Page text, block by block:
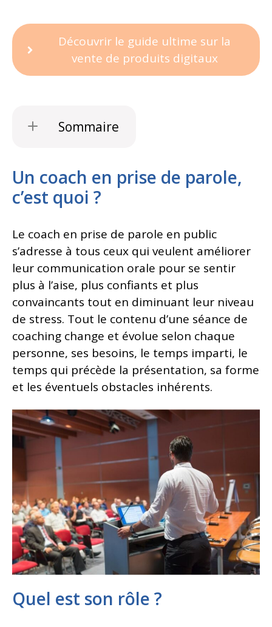
Découvrir le guide ultime sur la
vente de produits digitaux
Sommaire
Un coach en prise de parole,
c’est quoi ?
Le coach en prise de parole en public
s’adresse à tous ceux qui veulent améliorer
leur communication orale pour se sentir
plus à l’aise, plus confiants et plus
convaincants tout en diminuant leur niveau
de stress. Tout le contenu d’une séance de
coaching change et évolue selon chaque
personne, ses besoins, le temps imparti, le
temps qui précède la présentation, sa forme
et les éventuels obstacles inhérents.
Quel est son rôle ?